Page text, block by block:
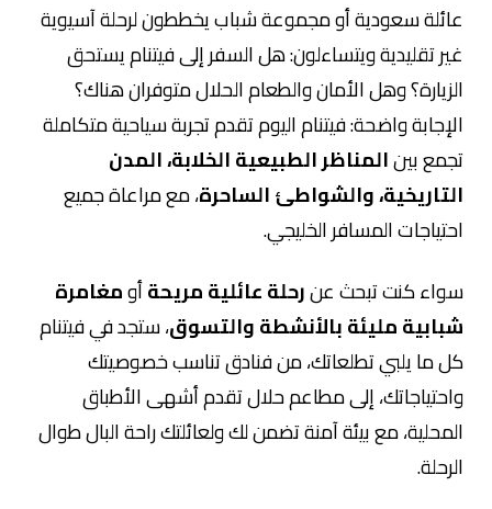
عائلة سعودية أو مجموعة شباب يخططون لرحلة آسيوية
غير تقليدية ويتساءلون: هل السفر إلى فيتنام يستحق
الزيارة؟ وهل الأمان والطعام الحلال متوفران هناك؟
الإجابة واضحة: فيتنام اليوم تقدم تجربة سياحية متكاملة
تجمع بينالمناظر الطبيعية الخلابة، المدن
التاريخية، والشواطئ الساحرة، مع مراعاة جميع
احتياجات المسافر الخليجي.
سواء كنت تبحث عنرحلة عائلية مريحةأومغامرة
شبابية مليئة بالأنشطة والتسوق، ستجد في فيتنام
كل ما يلبي تطلعاتك، من فنادق تناسب خصوصيتك
واحتياجاتك، إلى مطاعم حلال تقدم أشهى الأطباق
المحلية، مع بيئة آمنة تضمن لك ولعائلتك راحة البال طوال
الرحلة.